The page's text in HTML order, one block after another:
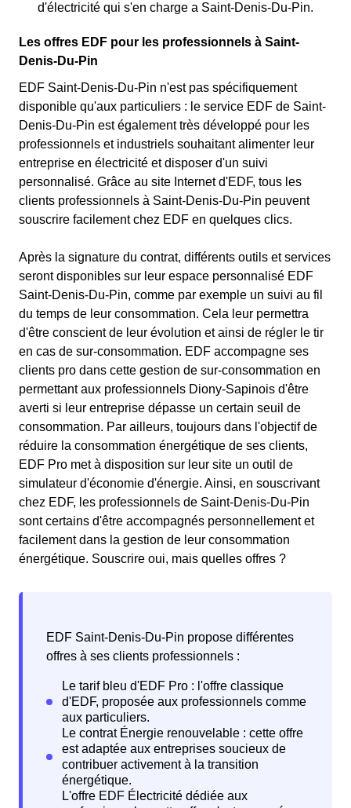
d'électricité qui s'en charge a Saint-Denis-Du-Pin.
Les offres EDF pour les professionnels à Saint-
Denis-Du-Pin
EDF Saint-Denis-Du-Pin n'est pas spécifiquement
disponible qu'aux particuliers : le service EDF de Saint-
Denis-Du-Pin est également très développé pour les
professionnels et industriels souhaitant alimenter leur
entreprise en électricité et disposer d'un suivi
personnalisé. Grâce au site Internet d'EDF, tous les
clients professionnels à Saint-Denis-Du-Pin peuvent
souscrire facilement chez EDF en quelques clics.
Après la signature du contrat, différents outils et services
seront disponibles sur leur espace personnalisé EDF
Saint-Denis-Du-Pin, comme par exemple un suivi au fil
du temps de leur consommation. Cela leur permettra
d'être conscient de leur évolution et ainsi de régler le tir
en cas de sur-consommation. EDF accompagne ses
clients pro dans cette gestion de sur-consommation en
permettant aux professionnels Diony-Sapinois d'être
averti si leur entreprise dépasse un certain seuil de
consommation. Par ailleurs, toujours dans l'objectif de
réduire la consommation énergétique de ses clients,
EDF Pro met à disposition sur leur site un outil de
simulateur d'économie d'énergie. Ainsi, en souscrivant
chez EDF, les professionnels de Saint-Denis-Du-Pin
sont certains d'être accompagnés personnellement et
facilement dans la gestion de leur consommation
énergétique. Souscrire oui, mais quelles offres ?
EDF Saint-Denis-Du-Pin propose différentes
offres à ses clients professionnels :